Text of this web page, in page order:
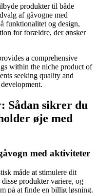
produkter til både
af gåvogne med
funktionalitet og design,
for forældre, der ønsker
a comprehensive
within the niche product of
seeking quality and
Sådan sikrer du
øje med
med aktiviteter
måde at stimulere dit
produkter variere, og
på at finde en billig løsning.